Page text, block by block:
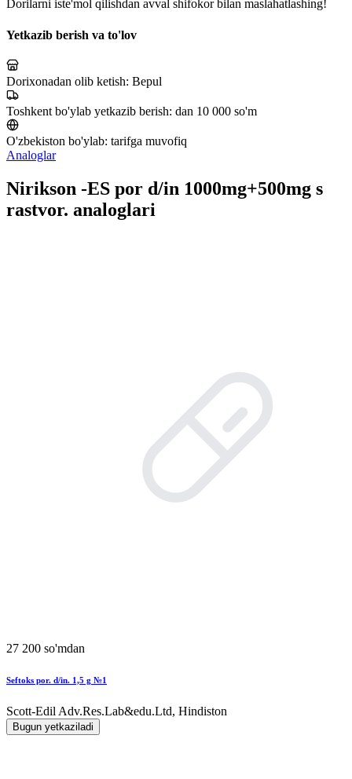
Dorilarni iste'mol qilishdan avval shifokor bilan maslahatlashing!
Yetkazib berish va to'lov
Dorixonadan olib ketish: Bepul
Toshkent bo'ylab yetkazib berish: dan 10 000 so'm
O'zbekiston bo'ylab: tarifga muvofiq
Analoglar
Nirikson -ES por d/in 1000mg+500mg s
rastvor. analoglari
27 200 so'mdan
Seftoks por. d/in. 1,5 g №1
Scott-Edil Adv.Res.Lab&edu.Ltd, Hindiston
Bugun yetkaziladi